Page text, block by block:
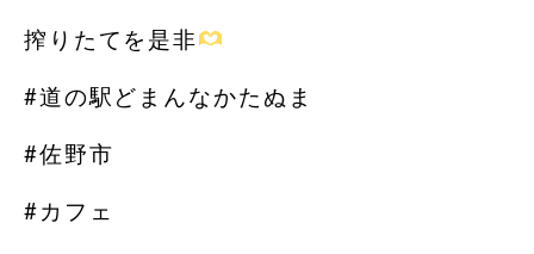
搾りたてを是非
#道の駅どまんなかたぬま
#佐野市
#カフェ